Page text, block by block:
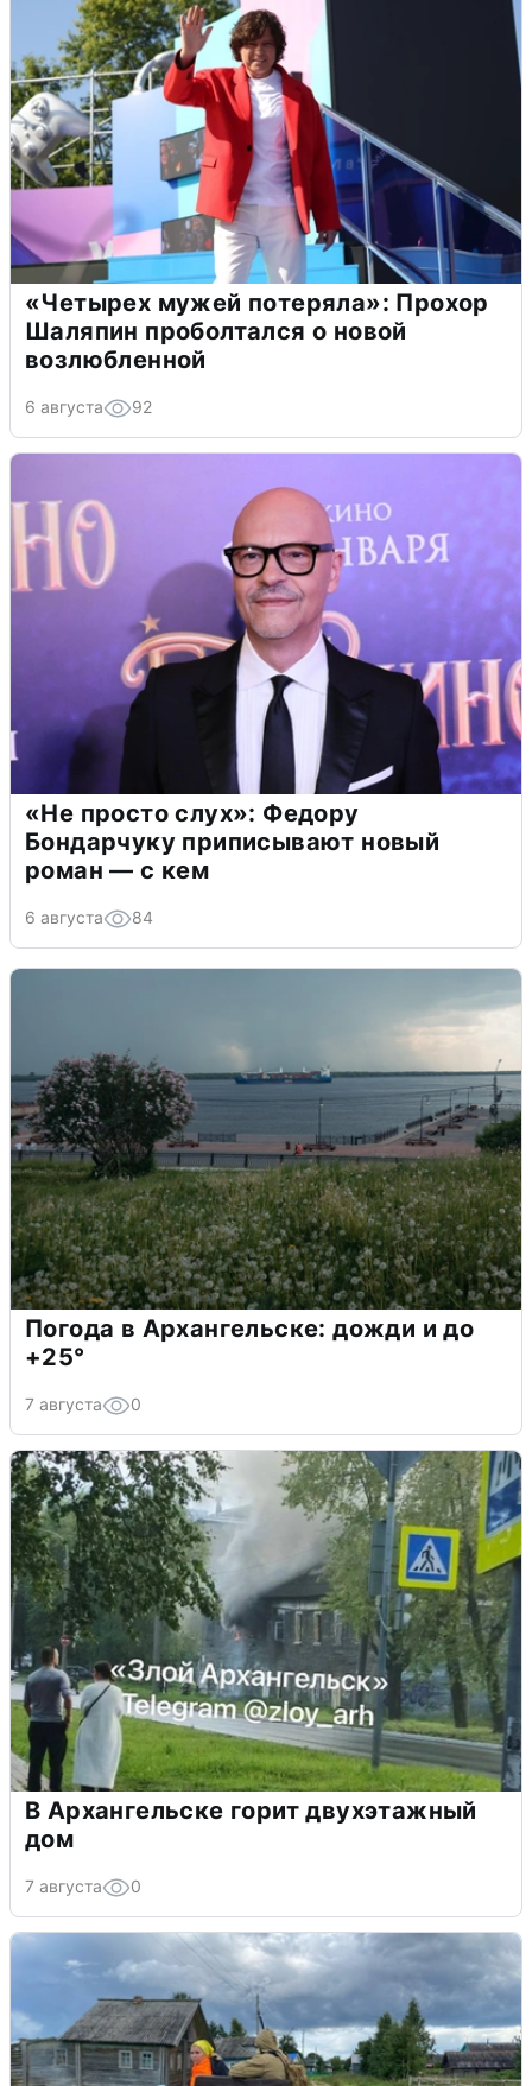
«Четырех мужей потеряла»: Прохор
Шаляпин проболтался о новой
возлюбленной
6 августа 92
«Не просто слух»: Федору
Бондарчуку приписывают новый
роман — с кем
6 августа 84
Погода в Архангельске: дожди и до
+25°
7 августа 0
В Архангельске горит двухэтажный
дом
7 августа 0